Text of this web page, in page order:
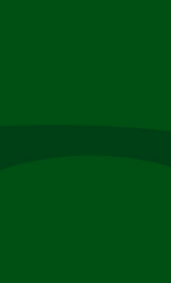
öppnas i nytt